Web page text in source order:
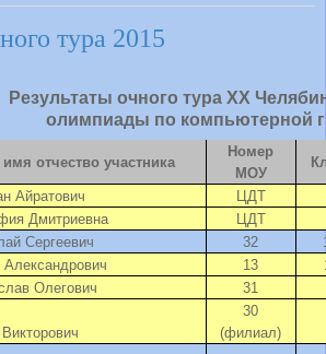
тура 2015
Результаты очного тура XX
олимпиады по компьютерной
отчество участника
Номер
МОУ
Айратович
ЦДТ
Дмитриевна
ЦДТ
Сергеевич 32
13
Олегович 31
30
(филиал)